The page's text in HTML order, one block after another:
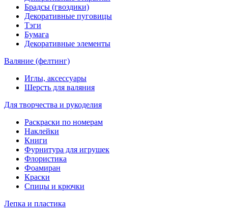
Брадсы (гвоздики)
Декоративные пуговицы
Тэги
Бумага
Декоративные элементы
Валяние (фелтинг)
Иглы, аксессуары
Шерсть для валяния
Для творчества и рукоделия
Раскраски по номерам
Наклейки
Книги
Фурнитура для игрушек
Флористика
Фоамиран
Краски
Спицы и крючки
Лепка и пластика